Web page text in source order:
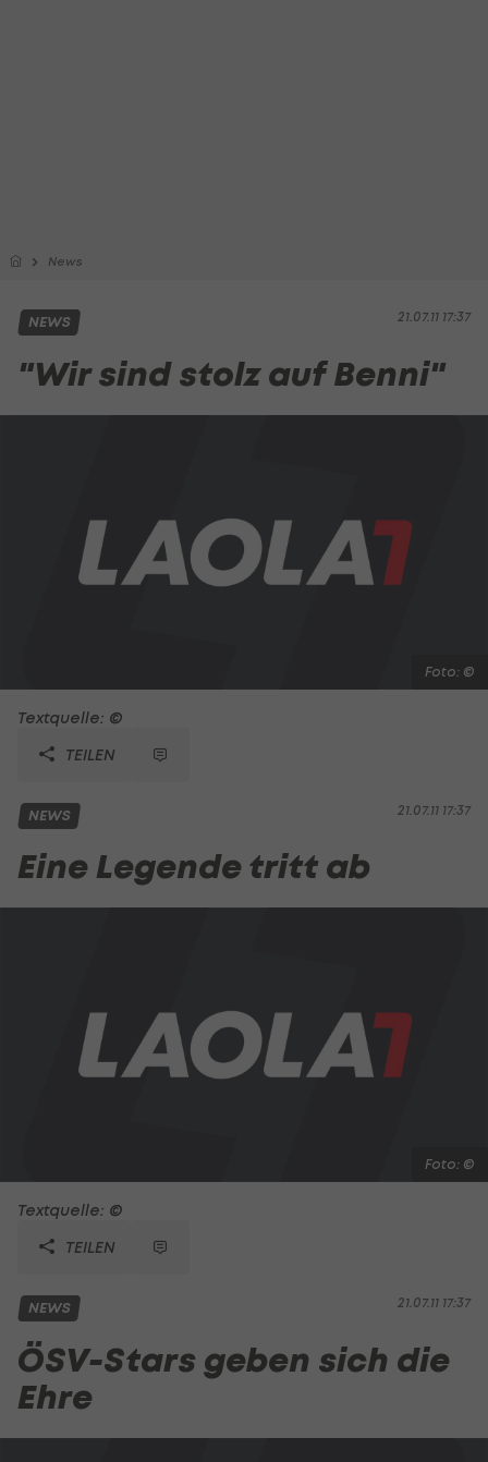
News
21.07.11 17:37
NEWS
"Wir sind stolz auf Benni"
Foto: ©
Textquelle: ©
TEILEN
21.07.11 17:37
NEWS
Eine Legende tritt ab
Foto: ©
Textquelle: ©
TEILEN
21.07.11 17:37
NEWS
ÖSV-Stars geben sich die
Ehre